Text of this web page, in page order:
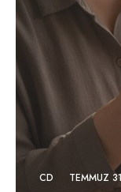
CD TEMMUZ